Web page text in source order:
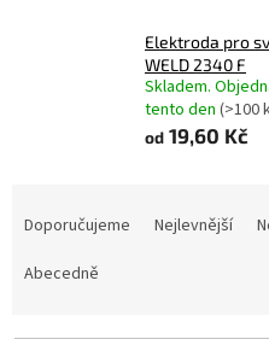
Elektroda pro
WELD 2340 F
Skladem.
tento den (>100
od 19,60 Kč
Doporučujeme Nejlevnější
Abecedně